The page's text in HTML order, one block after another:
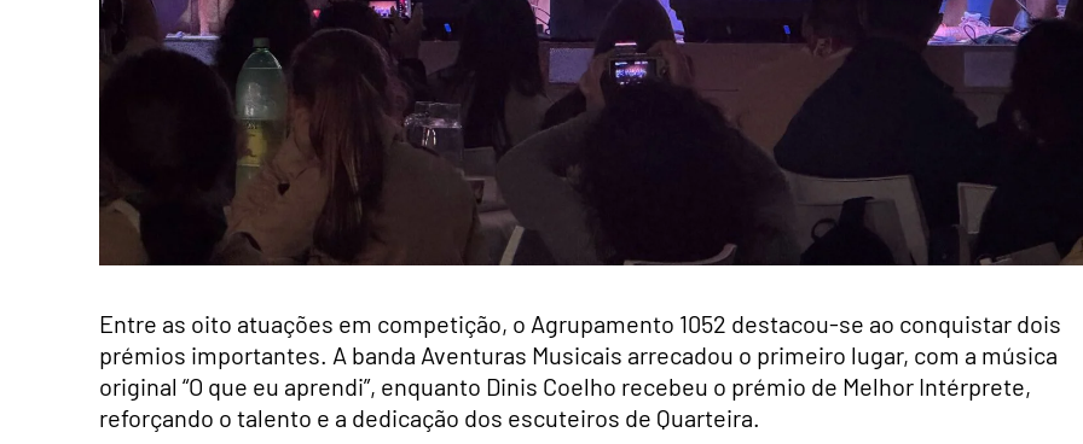
Entre as oito atuações em competição, o Agrupamento 1052 destacou-se ao conquistar dois
prémios importantes. A banda Aventuras Musicais arrecadou o primeiro lugar, com a música
original “O que eu aprendi”, enquanto Dinis Coelho recebeu o prémio de Melhor Intérprete,
reforçando o talento e a dedicação dos escuteiros de Quarteira.